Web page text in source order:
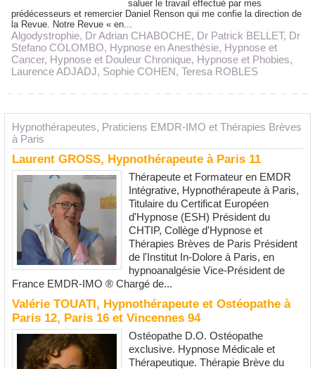
Hypnothérapeutes, Praticiens EMDR-IMO et Thérapies Brèves
à Paris
Laurent GROSS, Hypnothérapeute à Paris 11
Thérapeute et Formateur en EMDR
Intégrative, Hypnothérapeute à Paris,
Titulaire du Certificat Européen
d'Hypnose (ESH) Président du
CHTIP, Collège d'Hypnose et
Thérapies Brèves de Paris Président
de l'Institut In-Dolore à Paris, en
hypnoanalgésie Vice-Président de
France EMDR-IMO ® Chargé de...
Valérie TOUATI, Hypnothérapeute et Ostéopathe à
Paris 12, Paris 16 et Vincennes 94
Ostéopathe D.O. Ostéopathe
exclusive. Hypnose Médicale et
Thérapeutique. Thérapie Brève du
saluer le travail effectué par mes
prédécesseurs et remercier Daniel Renson qui me confie la direction de
la Revue. Notre Revue « en...
Algodystrophie, Dr Adrian CHABOCHE, Dr Patrick BELLET, Dr
Stefano COLOMBO, Hypnose en Anesthésie, Hypnose et
Cancer, Hypnose et Douleur Chronique, Hypnose et Phobies,
Laurence ADJADJ, Sophie COHEN, Teresa ROBLES